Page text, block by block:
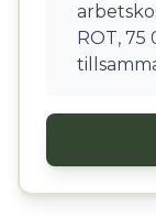
ROT, 75